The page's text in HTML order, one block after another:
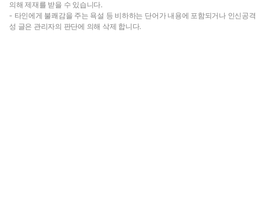
의해 제재를 받을 수 있습니다.
- 타인에게 불쾌감을 주는 욕설 등 비하하는 단어가 내용에 포함되거나 인신공격
성 글은 관리자의 판단에 의해 삭제 합니다.